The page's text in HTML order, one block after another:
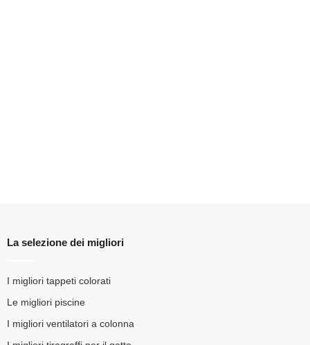
La selezione dei migliori
I migliori tappeti colorati
Le migliori piscine
I migliori ventilatori a colonna